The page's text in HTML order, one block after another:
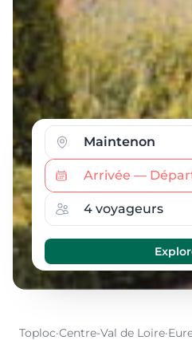
Toploc·Centre-Val de Loire·